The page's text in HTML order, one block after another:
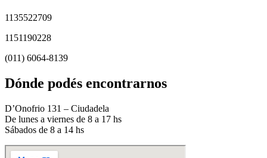
1135522709
1151190228
(011) 6064-8139
Dónde podés encontrarnos
D’Onofrio 131 – Ciudadela
De lunes a viernes de 8 a 17 hs
Sábados de 8 a 14 hs